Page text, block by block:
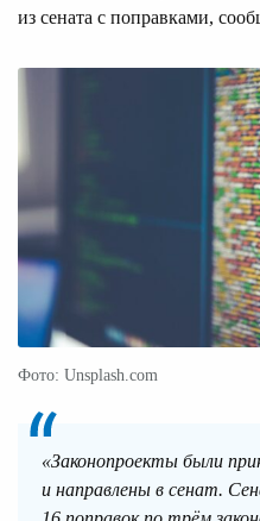
из сената с поправками,
Фото: Unsplash.com
«Законопроекты были
и направлены в сенат.